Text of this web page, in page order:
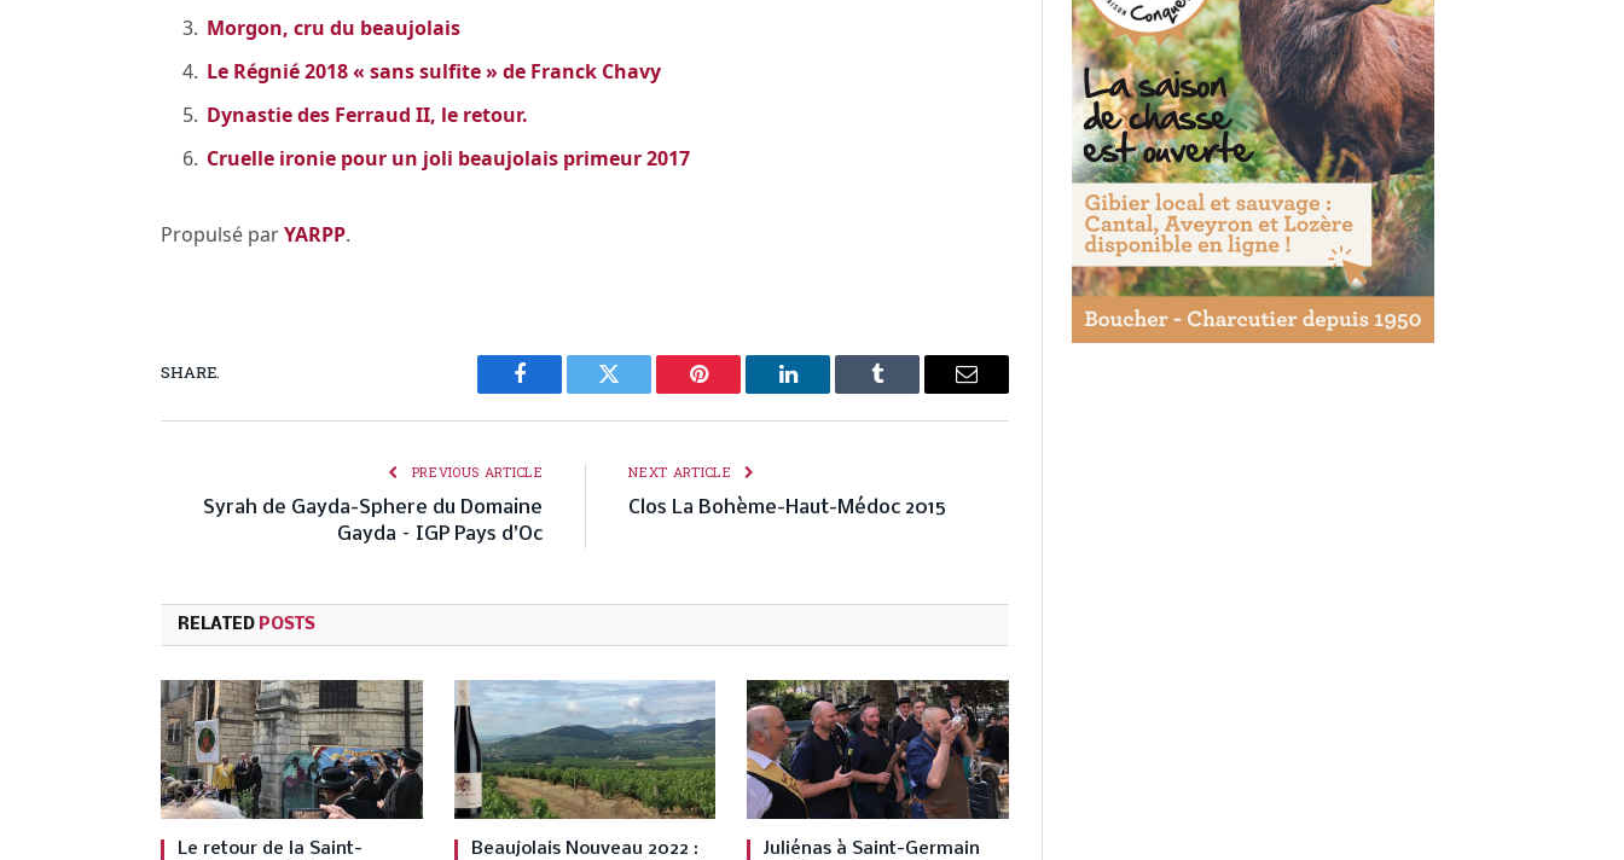
Morgon, cru du beaujolais
Le Régnié 2018 « sans sulfite » de Franck Chavy
Dynastie des Ferraud II, le retour.
Cruelle ironie pour un joli beaujolais primeur 2017
Propulsé parYARPP.
SHARE.
Facebook Twitter Pinterest LinkedIn Tumblr Email
PREVIOUS ARTICLE
Syrah de Gayda-Sphere du Domaine
Gayda – IGP Pays d’Oc
NEXT ARTICLE
Clos La Bohème-Haut-Médoc 2015
RELATED POSTS
Le retour de la Saint-
Beaujolais Nouveau 2022 :
Juliénas à Saint-Germain